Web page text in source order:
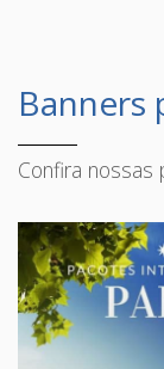
Banners
Confira